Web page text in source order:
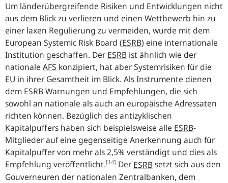
Um länderübergreifende Risiken und Entwicklungen nicht
aus dem Blick zu verlieren und einen Wettbewerb hin zu
einer laxen Regulierung zu vermeiden, wurde mit dem
European Systemic Risk Board (ESRB) eine internationale
Institution geschaffen. Der ESRB ist ähnlich wie der
nationale AFS konzipiert, hat aber Systemrisiken für die
EU in ihrer Gesamtheit im Blick. Als Instrumente dienen
dem ESRBWarnungen und Empfehlungen, die sich
sowohl an nationale als auch an europäische Adressaten
richten können. Bezüglich des antizyklischen
Kapitalpuffers haben sich beispielsweise alle ESRB-
Mitglieder auf eine gegenseitige Anerkennung auch für
Kapitalpuffer von mehr als 2,5% verständigt und dies als
Empfehlung veröffentlicht.[14] Der ESRBsetzt sich aus den
Gouverneuren der nationalen Zentralbanken, dem